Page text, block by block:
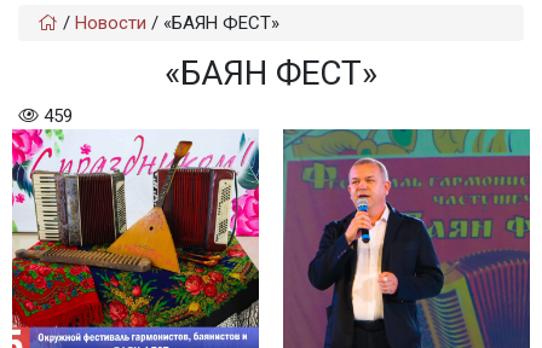
/ Новости / «БАЯН ФЕСТ»
«БАЯН ФЕСТ»
459